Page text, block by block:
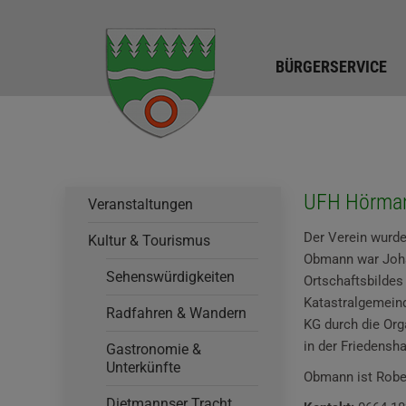
BÜRGERSERVICE
UFH
Der Verein
Obmann war
KG durch die
in der
Obmann ist
Veranstaltungen
Kultur & Tourismus
Sehenswürdigkeiten
Radfahren & Wandern
Gastronomie &
Unterkünfte